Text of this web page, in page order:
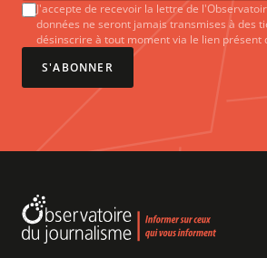
J'accepte de recevoir la lettre de
données ne seront jamais transmises à des
désinscrire à tout moment via le lien présent
S'ABONNER